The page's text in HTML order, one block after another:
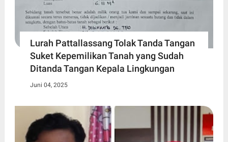
Lurah Pattallassang Tolak Tanda Tangan
Suket Kepemilikan Tanah yang Sudah
Ditanda Tangan Kepala Lingkungan
Juni 04, 2025